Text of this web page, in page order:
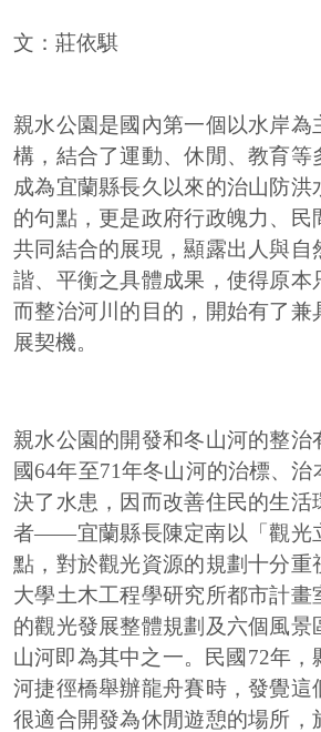
文：莊依騏
親水公園是國內第一個以水岸為
構，結合了運動、休閒、教育等
成為宜蘭縣長久以來的治山防洪
的句點，更是政府行政魄力、民
共同結合的展現，顯露出人與自
諧、平衡之具體成果，使得原本
而整治河川的目的，開始有了兼
展契機。
親水公園的開發和冬山河的整治
國64年至71年冬山河的治標、
決了水患，因而改善住民的生活
者——宜蘭縣長陳定南以「觀光
點，對於觀光資源的規劃十分重
大學土木工程學研究所都市計畫
的觀光發展整體規劃及六個風景
山河即為其中之一。民國72年，
河捷徑橋舉辦龍舟賽時，發覺這
很適合開發為休閒遊憩的場所，